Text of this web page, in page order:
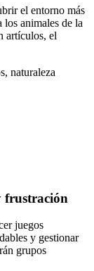
el entorno más
los animales de la
artículos, el
naturaleza
frustración
juegos
y gestionar
grupos